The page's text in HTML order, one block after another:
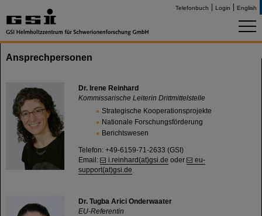
Telefonbuch Login English
Ansprechpersonen
Dr. Irene Reinhard
Kommissarische Leiterin Drittmittelstelle
Strategische Kooperationsprojekte
Nationale Forschungsförderung
Berichtswesen
Telefon: +49-6159-71-2633 (GSI)
Email:
i.reinhard(at)gsi.de oder
eu-
support(at)gsi.de
Dr. Tugba Arici Onderwaater
EU-Referentin